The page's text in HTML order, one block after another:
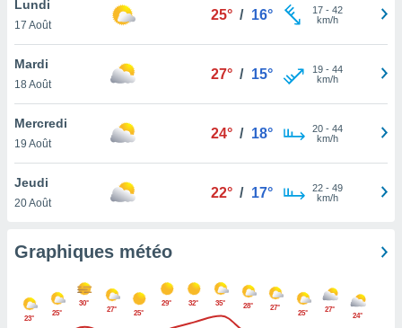
pas
de
à
cas,
que
sur le
ne
Lundi
17 Août
25° / 16° 17- 42
km/h
Mardi
18 Août
27° / 15° 19- 44
km/h
Mercredi
19 Août
24° / 18° 20- 44
km/h
Jeudi
20 Août
22° / 17° 22- 49
km/h
Graphiques météo
23°
25°
30°
27° 25°
29° 32° 35° 28° 27°
25° 27°
24°